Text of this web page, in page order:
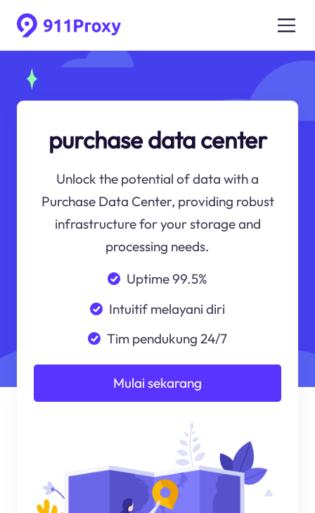
purchase data center
Unlock the potential of data with a
Purchase Data Center, providing robust
infrastructure for your storage and
processing needs.
Uptime 99.5%
Intuitif melayani diri
Tim pendukung 24/7
Mulai sekarang